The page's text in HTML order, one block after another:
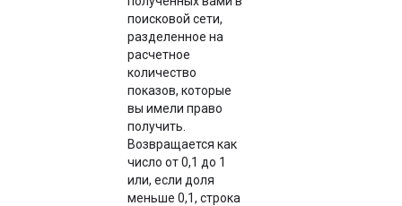
поисковой сети,
разделенное на
расчетное
количество
показов, которые
вы имели право
получить.
Возвращается как
число от 0,1 до 1
или, если доля
меньше 0,1, строка